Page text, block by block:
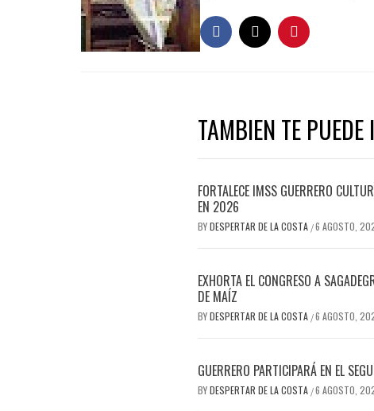
TAMBIEN TE PUEDE
FORTALECE IMSS GUERRERO
EN 2026
BYDESPERTAR DE LA COSTA /6 AGOSTO,
EXHORTA EL CONGRESO A
DE MAÍZ
BYDESPERTAR DE LA COSTA /6 AGOSTO,
GUERRERO PARTICIPARÁ EN EL
BYDESPERTAR DE LA COSTA /6 AGOSTO,